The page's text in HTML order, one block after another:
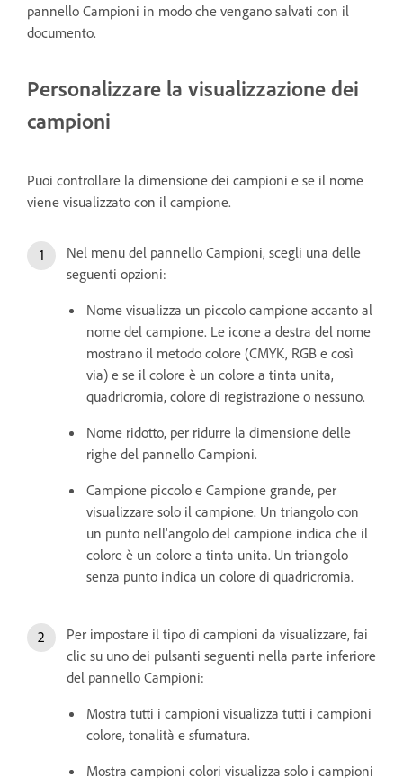
pannello Campioni in modo che vengano salvati con il
documento.
Personalizzare la visualizzazione dei
campioni
Puoi controllare la dimensione dei campioni e se il nome
viene visualizzato con il campione.
Nel menu del pannello Campioni, scegli una delle
seguenti opzioni:
Nome visualizza un piccolo campione accanto al
nome del campione. Le icone a destra del nome
mostrano il metodo colore (CMYK, RGB e così
via) e se il colore è un colore a tinta unita,
quadricromia, colore di registrazione o nessuno.
Nome ridotto, per ridurre la dimensione delle
righe del pannello Campioni.
Campione piccolo e Campione grande, per
visualizzare solo il campione. Un triangolo con
un punto nell'angolo del campione indica che il
colore è un colore a tinta unita. Un triangolo
senza punto indica un colore di quadricromia.
Per impostare il tipo di campioni da visualizzare, fai
clic su uno dei pulsanti seguenti nella parte inferiore
del pannello Campioni:
Mostra tutti i campioni visualizza tutti i campioni
colore, tonalità e sfumatura.
Mostra campioni colori visualizza solo i campioni